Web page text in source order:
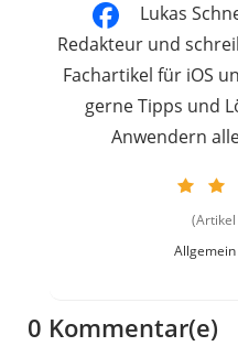
Lukas
Redakteur und
Fachartikel für iOS
gerne Tipps und
Anwendern
0 Kommentar(e)